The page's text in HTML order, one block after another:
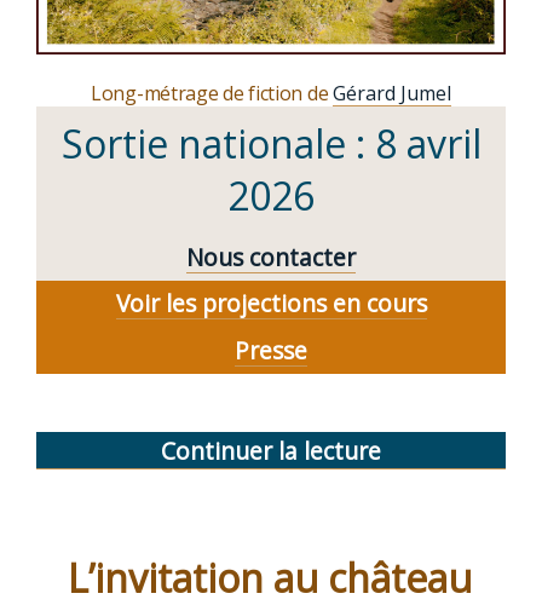
Long-métrage de fiction deGérard Jumel
Sortie nationale : 8 avril
2026
Nous contacter
Voir les projections en cours
Presse
Continuer la lecture
sentier »
L’invitation au château